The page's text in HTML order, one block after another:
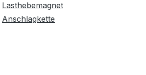
Lasthebemagnet
Anschlagkette